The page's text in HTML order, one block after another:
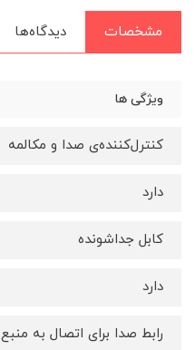
مشخصات دیدگاه‌ها
ویژگی ها
کنترل‌کننده‌ی صدا و مکالمه
دارد
کابل جداشونده
دارد
رابط صدا برای اتصال به منبع